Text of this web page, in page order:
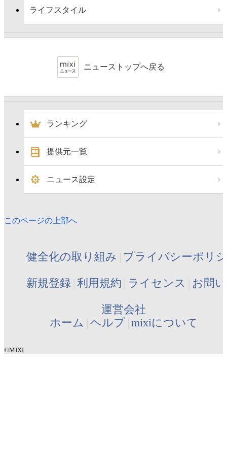
ライフスタイル
ニューストップへ戻る
ランキング
提供元一覧
ニュース設定
このページの上部へ
健全化の取り組み プライバシーポリ
新規登録 利用規約 ライセンス お問
運営会社
ホーム ヘルプ mixiについて
©MIXI